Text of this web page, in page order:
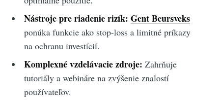
Nástroje pre riadenie rizík: Gent Beursveks
ponúka funkcie ako stop-loss a limitné príkazy
na ochranu investícií.
Komplexné vzdelávacie zdroje: Zahrňuje
tutoriály a webináre na zvýšenie znalostí
používateľov.